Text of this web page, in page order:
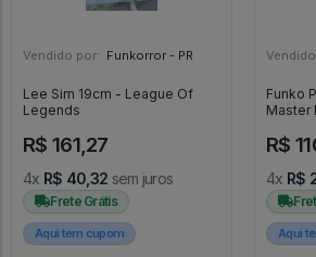
Vendido por: Funkorror - PR
Lee Sim 19cm - League Of
Legends
R$ 161,27
4x R$ 40,32 sem juros
Frete Grátis
Aqui tem cupom
Funko
R$
4x R$
Aqui